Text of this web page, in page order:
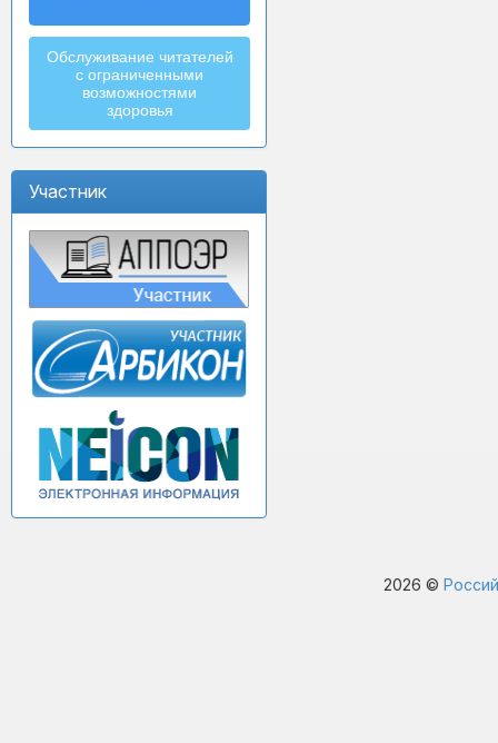
Обслуживание читателей
с ограниченными
возможностями
здоровья
Участник
2026 ©